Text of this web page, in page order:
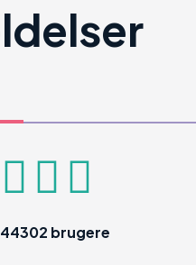
44302 brugere